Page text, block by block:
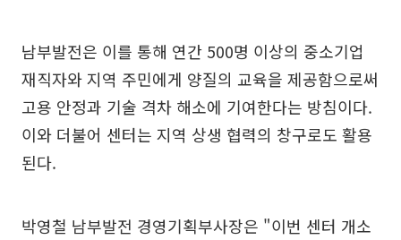
남부발전은 이를 통해 연간 500명 이상의 중소기업
재직자와 지역 주민에게 양질의 교육을 제공함으로써
고용 안정과 기술 격차 해소에 기여한다는 방침이다.
이와 더불어 센터는 지역 상생 협력의 창구로도 활용
된다.
박영철 남부발전 경영기획부사장은 "이번 센터 개소